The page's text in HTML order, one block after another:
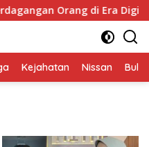
Orang di Era Digital
Kejahatan Nissan